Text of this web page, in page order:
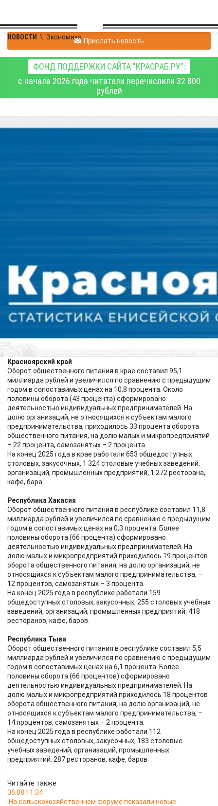
НОВОСТИ \ Экономика Прислать новость
ФОНД ПОДДЕРЖКИ САЙТА "КРАСРАБ.РУ":
с начала 2026 года читатели перечислили 32 800
рублей
В Красноярскстате
об обороте общественного питания в регионах Енисейской
Сибири.
Красноярский край
Оборот общественного питания в крае составил 95,1
миллиарда рублей и увеличился по сравнению с предыдущим
годом в сопоставимых ценах на 10,8 процента. Около
половины оборота (43 процента) сформировано
деятельностью индивидуальных предпринимателей. На
долю организаций, не относящихся к субъектам малого
предпринимательства, приходилось 33 процента оборота
общественного питания, на долю малых и микропредприятий
– 22 процента, самозанятых – 2 процента.
На конец 2025 года в крае работали 653 общедоступных
столовых, закусочных, 1 324 столовые учебных заведений,
организаций, промышленных предприятий, 1 272 ресторана,
кафе, бара.
Республика Хакасия
Оборот общественного питания в республике составил 11,8
миллиарда рублей и увеличился по сравнению с предыдущим
годом в сопоставимых ценах на 0,3 процента. Более
половины оборота (66 процента) сформировано
деятельностью индивидуальных предпринимателей. На
долю малых и микропредприятий приходилось 19 процентов
оборота общественного питания, на долю организаций, не
относящихся к субъектам малого предпринимательства, –
12 процентов, самозанятых – 3 процента.
На конец 2025 года в республике работали 159
общедоступных столовых, закусочных, 255 столовых учебных
заведений, организаций, промышленных предприятий, 418
ресторанов, кафе, баров.
Республика Тыва
Оборот общественного питания в республике составил 5,5
миллиарда рублей и увеличился по сравнению с предыдущим
годом в сопоставимых ценах на 6,1 процента. Более
половины оборота (66 процентов) сформировано
деятельностью индивидуальных предпринимателей. На
долю малых и микропредприятий приходилось 18 процентов
оборота общественного питания, на долю организаций, не
относящихся к субъектам малого предпринимательства, –
14 процентов, самозанятых – 2 процента.
На конец 2025 года в республике работали 112
общедоступных столовых, закусочных, 183 столовые
учебных заведений, организаций, промышленных
предприятий, 287 ресторанов, кафе, баров.
Читайте также
06.08 11:34
На сельскохозяйственном форуме показали новые